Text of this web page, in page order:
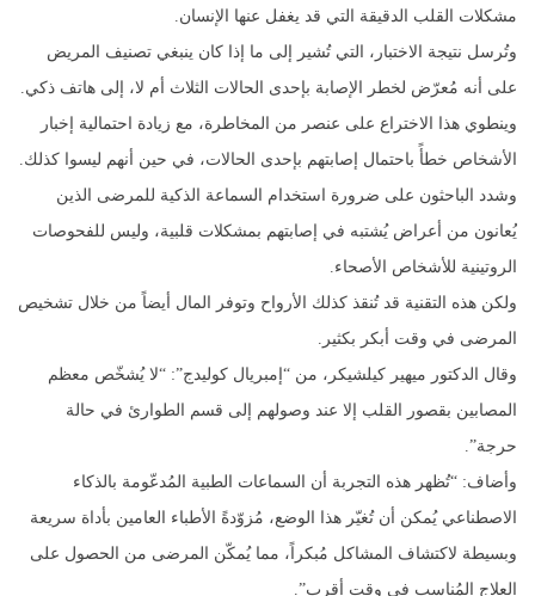
مشكلات القلب الدقيقة التي قد يغفل عنها الإنسان.
وتُرسل نتيجة الاختبار، التي تُشير إلى ما إذا كان ينبغي تصنيف المريض
على أنه مُعرّض لخطر الإصابة بإحدى الحالات الثلاث أم لا، إلى هاتف ذكي.
وينطوي هذا الاختراع على عنصر من المخاطرة، مع زيادة احتمالية إخبار
الأشخاص خطأً باحتمال إصابتهم بإحدى الحالات، في حين أنهم ليسوا كذلك.
وشدد الباحثون على ضرورة استخدام السماعة الذكية للمرضى الذين
يُعانون من أعراض يُشتبه في إصابتهم بمشكلات قلبية، وليس للفحوصات
الروتينية للأشخاص الأصحاء.
ولكن هذه التقنية قد تُنقذ كذلك الأرواح وتوفر المال أيضاً من خلال تشخيص
المرضى في وقت أبكر بكثير.
وقال الدكتور ميهير كيلشيكر، من “إمبريال كوليدج”: “لا يُشخّص معظم
المصابين بقصور القلب إلا عند وصولهم إلى قسم الطوارئ في حالة
حرجة”.
وأضاف: “تُظهر هذه التجربة أن السماعات الطبية المُدعّومة بالذكاء
الاصطناعي يُمكن أن تُغيّر هذا الوضع، مُزوّدةً الأطباء العامين بأداة سريعة
وبسيطة لاكتشاف المشاكل مُبكراً، مما يُمكّن المرضى من الحصول على
العلاج المُناسب في وقت أقرب”.